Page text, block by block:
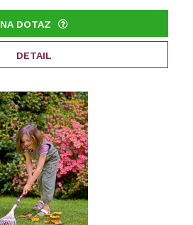
NA DOTAZ
DETAIL